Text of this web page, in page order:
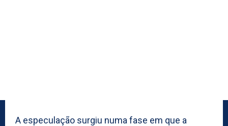
A especulação surgiu numa fase em que a